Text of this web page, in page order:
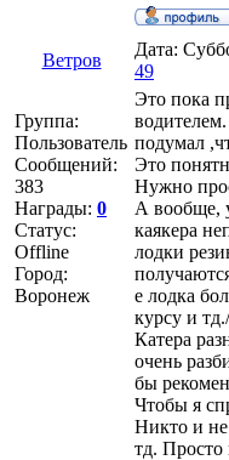
Ветров
Дата:
49
Группа:
Пользователь
Сообщений:
383
Награды: 0
Статус:
Offline
Город:
Воронеж
Это пока
подумал
Это
Нужно
А вообще,
каякера
лодки
е лодка
курсу и
Катера
очень
бы
Чтобы я
Никто и не
тд. Просто